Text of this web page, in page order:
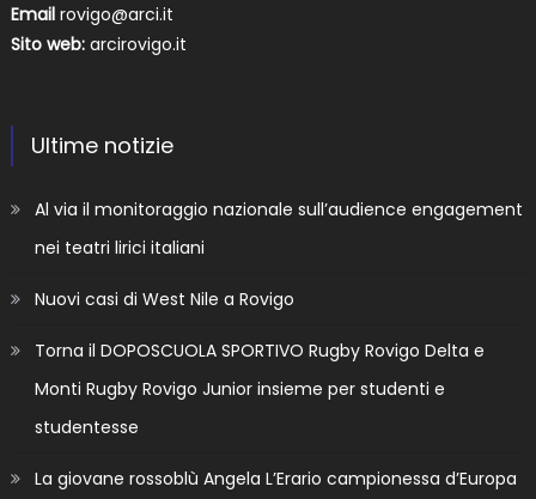
Email rovigo@arci.it
Sito web: arcirovigo.it
Ultime notizie
Al via il monitoraggio nazionale sull’audience engagement
nei teatri lirici italiani
Nuovi casi di West Nile a Rovigo
Torna il DOPOSCUOLA SPORTIVO Rugby Rovigo Delta e
Monti Rugby Rovigo Junior insieme per studenti e
studentesse
La giovane rossoblù Angela L’Erario campionessa d’Europa